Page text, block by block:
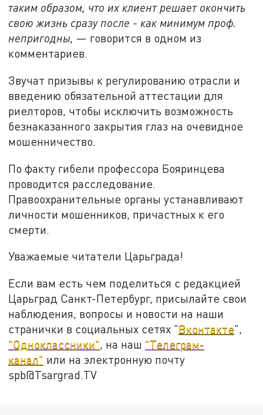
таким образом, что их клиент решает окончить
свою жизнь сразу после - как минимум проф.
непригодны, — говорится в одном из
комментариев.
Звучат призывы к регулированию отрасли и
введению обязательной аттестации для
риелторов, чтобы исключить возможность
безнаказанного закрытия глаз на очевидное
мошенничество.
По факту гибели профессора Бояринцева
проводится расследование.
Правоохранительные органы устанавливают
личности мошенников, причастных к его
смерти.
Уважаемые читатели Царьграда!
Если вам есть чем поделиться с редакцией
Царьград Санкт-Петербург, присылайте свои
наблюдения, вопросы и новости на наши
странички в социальных сетях "Вконтакте",
"Одноклассники", на наш "Телеграм-
канал" или на электронную почту
spb@Tsargrad.TV